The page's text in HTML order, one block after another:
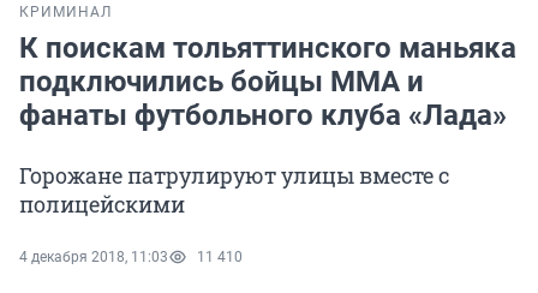
КРИМИНАЛ
К поискам тольяттинского маньяка
подключились бойцы ММА и
фанаты футбольного клуба «Лада»
Горожане патрулируют улицы вместе с
полицейскими
4 декабря 2018, 11:03 11 410